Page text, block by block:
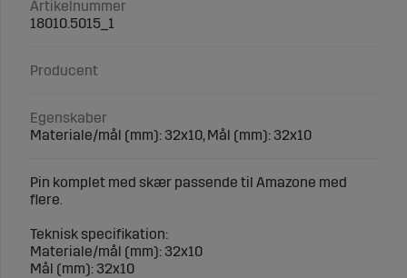
Artikelnummer
18010.5015_1
Producent
Egenskaber
Materiale/mål (mm): 32x10, Mål (mm): 32x10
Pin komplet med skær passende til Amazone med
flere.
Teknisk specifikation:
Materiale/mål (mm): 32x10
Mål (mm): 32x10